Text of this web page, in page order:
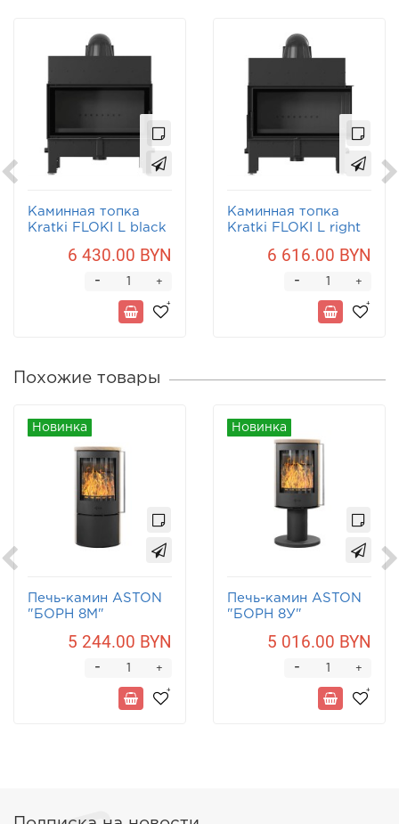
Каминная топка
Kratki FLOKI L black
6 430.00 BYN
+
-
Каминная топка
Kratki FLOKI L right
6 616.00 BYN
+
-
Похожие товары
Новинка
Печь-камин ASTON
"БОРН 8М"
5 244.00 BYN
+
-
Новинка
Печь-камин ASTON
"БОРН 8У"
5 016.00 BYN
+
-